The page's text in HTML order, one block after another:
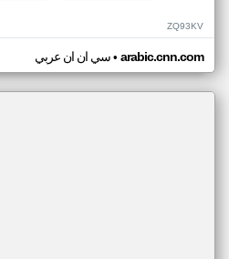
ZQ93KV
سي ان ان عربي• arabic.cnn.com